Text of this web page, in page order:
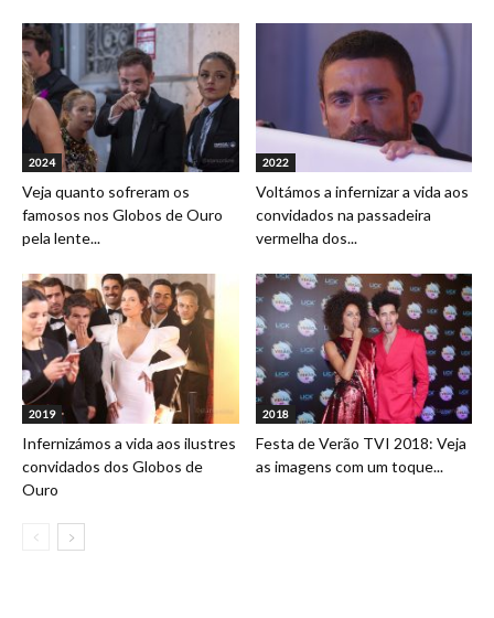
2024
Veja quanto sofreram os
famosos nos Globos de Ouro
pela lente...
2022
Voltámos a infernizar a vida aos
convidados na passadeira
vermelha dos...
2019
Infernizámos a vida aos ilustres
convidados dos Globos de
Ouro
2018
Festa de Verão TVI 2018: Veja
as imagens com um toque...